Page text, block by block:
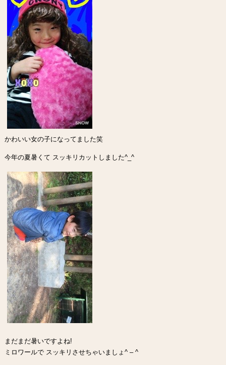
かわいい女の子になってました笑
今年の夏暑くて スッキリカットしました^_^
まだまだ暑いですよね!
ミロワールで スッキリさせちゃいましょ^ – ^